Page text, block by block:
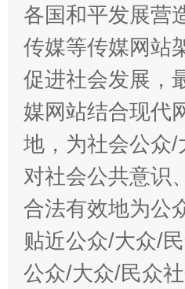
各国和平发展营
传媒等传媒网站
促进社会发展，
媒网站结合现代
地，为社会公众
对社会公共意识
合法有效地为公
贴近公众/大众/
公众/大众/民众